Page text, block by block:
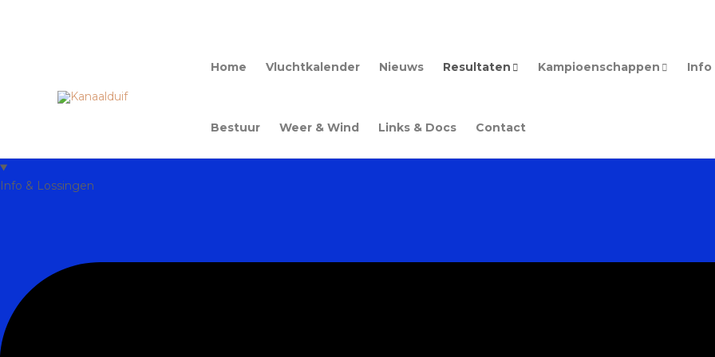
Home Vluchtkalender Nieuws Resultaten Kampioenschappen Info
Bestuur Weer & Wind Links & Docs Contact
Info & Lossingen